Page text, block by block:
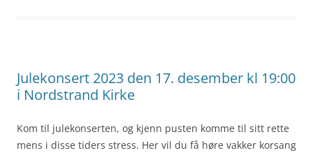
Julekonsert 2023 den 17. desember kl 19:00
i Nordstrand Kirke
Kom til julekonserten, og kjenn pusten komme til sitt rette
mens i disse tiders stress. Her vil du få høre vakker korsang